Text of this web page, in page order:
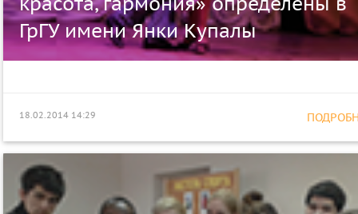
ГрГУ имени Янки Купалы
18.02.2014 14:29